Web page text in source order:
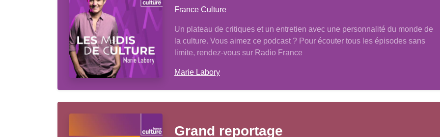
France Culture
Un plateau de critiques et un entretien avec une personnalité du monde de
la culture. Vous aimez ce podcast ? Pour écouter tous les épisodes sans
limite, rendez-vous sur Radio France
Marie Labory
Grand reportage